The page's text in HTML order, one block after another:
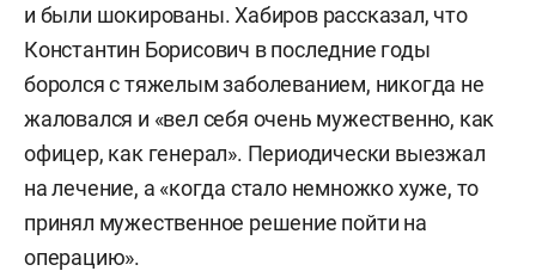
и были шокированы. Хабиров рассказал, что
Константин Борисович в последние годы
боролся с тяжелым заболеванием, никогда не
жаловался и «вел себя очень мужественно, как
офицер, как генерал». Периодически выезжал
на лечение, а «когда стало немножко хуже, то
принял мужественное решение пойти на
операцию».